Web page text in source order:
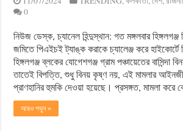
0
নিউজ ডেস্ক, চ্যানেল হিন্দুস্থান: গত মঙ্গলবার
জমিতে পিএইচই ট্যাঙ্ক করাকে চ্যালেঞ্জ করে হাইকোর্টে
হিঙ্গলগঞ্জ ব্লকের যোগেশগঞ্জ গ্রাম পঞ্চায়েতের
তাতেই বিপত্তি, শুধু বিনয় কৃষ্ণ নয়, এই মামলার
প্রাণহানির হুমকি দেওয়া হয়েছে। প্রসঙ্গত, মামলা
আরও পড়ুন »